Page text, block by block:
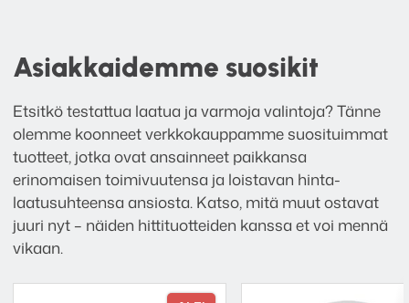
Asiakkaidemme suosikit
Etsitkö testattua laatua ja varmoja valintoja? Tänne
olemme koonneet verkkokauppamme suosituimmat
tuotteet, jotka ovat ansainneet paikkansa
erinomaisen toimivuutensa ja loistavan hinta-
laatusuhteensa ansiosta. Katso, mitä muut ostavat
juuri nyt – näiden hittituotteiden kanssa et voi mennä
vikaan.